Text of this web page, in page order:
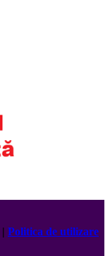
| Politica de utilizare